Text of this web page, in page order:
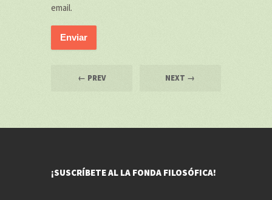
email.
← PREV NEXT →
¡SUSCRÍBETE AL LA FONDA FILOSÓFICA!